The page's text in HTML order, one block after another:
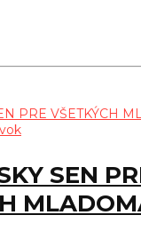
SEN